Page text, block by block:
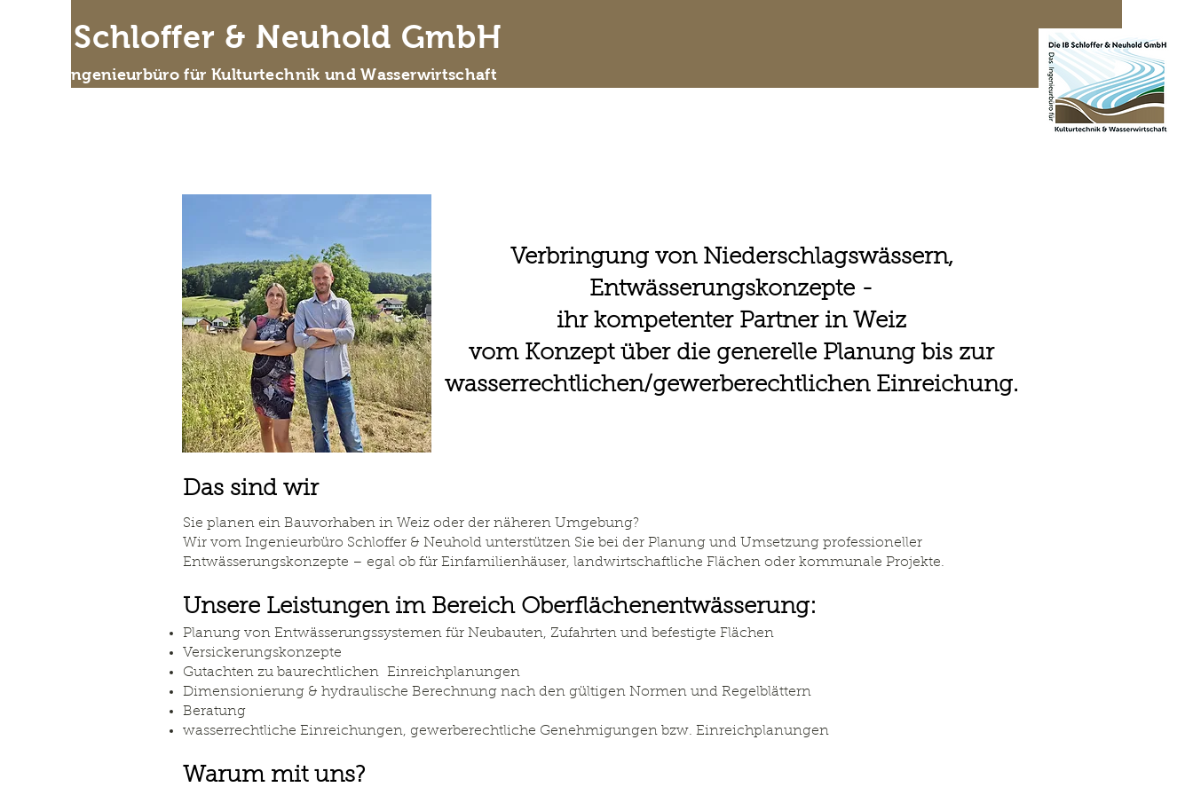
IB Schloffer & Neuhold GmbH
Das Ingenieurbüro für Kulturtechnik und Wasserwirtschaft
Verbringung von Niederschlagswässern,
Entwässerungskonzepte -
ihr kompetenter Partner in Weiz
vom Konzept über die generelle Planung bis zur
wasserrechtlichen/gewerberechtlichen Einreichung.
Das sind wir
Sie planen ein Bauvorhaben in Weiz oder der näheren Umgebung?
Wir vom Ingenieurbüro Schloffer & Neuhold unterstützen Sie bei der Planung und Umsetzung professioneller
Entwässerungskonzepte – egal ob für Einfamilienhäuser, landwirtschaftliche Flächen oder kommunale Projekte.
Unsere Leistungen im Bereich Oberflächenentwässerung:
Planung von Entwässerungssystemen für Neubauten, Zufahrten und befestigte Flächen
Versickerungskonzepte
Gutachten zu baurechtlichen Einreichplanungen
Dimensionierung & hydraulische Berechnung nach den gültigen Normen und Regelblättern
Beratung
wasserrechtliche Einreichungen, gewerberechtliche Genehmigungen bzw. Einreichplanungen
Warum mit uns?